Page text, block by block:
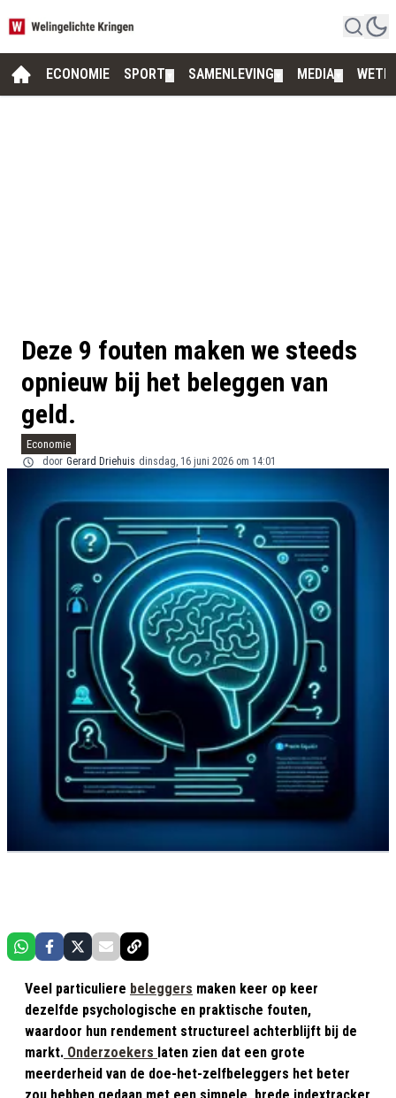
ECONOMIE SPORT SAMENLEVING MEDIA
Deze 9 fouten maken we steeds
opnieuw bij het beleggen van
geld.
Economie
door Gerard Driehuis dinsdag, 16 juni 2026 om 14:01
Veel particuliere beleggers maken keer op keer
dezelfde psychologische en praktische fouten,
waardoor hun rendement structureel achterblijft bij de
markt. Onderzoekers laten zien dat een grote
meerderheid van de doe-het-zelfbeleggers het beter